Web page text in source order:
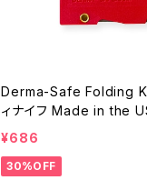
Derma-Safe Folding
ィナイフ Made in the
¥686
30%OFF